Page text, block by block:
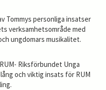
Tommys personliga insatser
verksamhetsområde med
ungdomars musikalitet.
Riksförbundet Unga
och viktig insats för RUM